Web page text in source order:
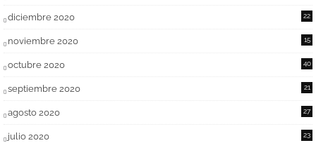
diciembre 2020 22
noviembre 2020 15
octubre 2020 40
septiembre 2020 21
agosto 2020 27
julio 2020 23